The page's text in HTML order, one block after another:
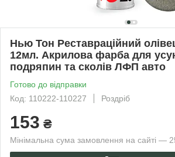
Нью Тон Реставраційний
12мл. Акрилова фарба для
подряпин та сколів ЛФП авто
Готово до відправки
Код: 110222-110227
Роздріб
153 ₴
Мінімальна сума замовлення на сайті —